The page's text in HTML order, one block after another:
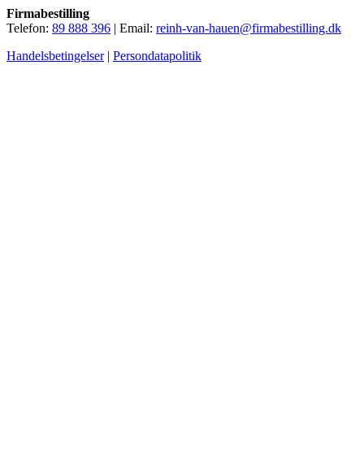
Firmabestilling
Telefon: 89 888 396 | Email: reinh-van-hauen@firmabestilling.dk
Handelsbetingelser| Persondatapolitik